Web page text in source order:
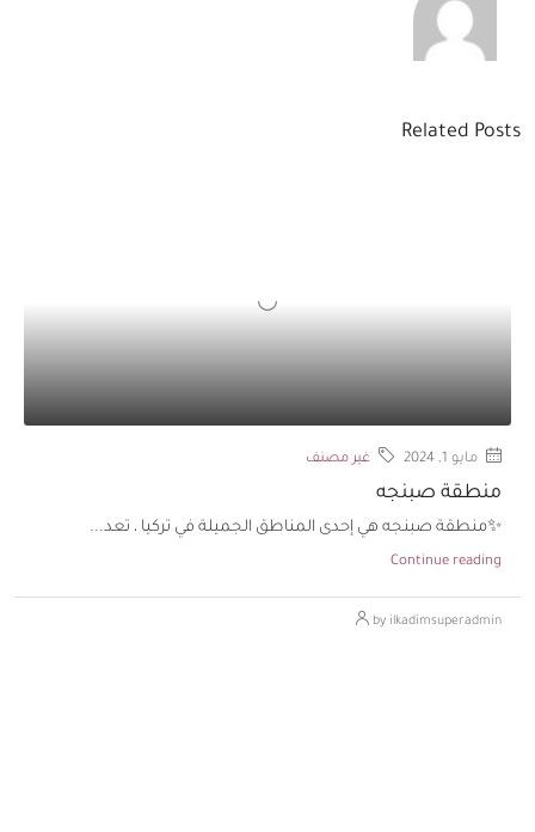
Related Posts
مايو 1, 2024 غير مصنف
منطقة صبنجه
✨منطقة صبنجه هي إحدى المناطق الجميلة في تركيا ، تعد...
Continue reading
by ilkadimsuperadmin